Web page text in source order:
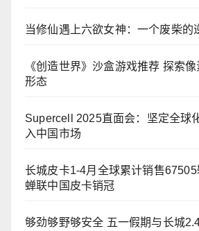
当修仙遇上六欲女神：一个废柴的
《创造世界》沙盒游戏推荐 探索
形态
Supercell 2025直面会：坚定全球
入中国市场
长城皮卡1-4月全球累计销售
蝉联中国皮卡销冠
够劲够野够安全 五一假期与长城